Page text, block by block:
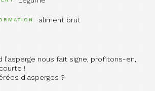
aliment brut
l’asperge nous fait signe, profitons-en,
!
d’asperges ?